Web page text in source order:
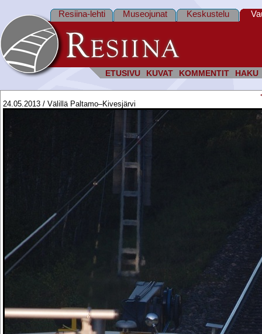
ETUSIVU KUVAT KOMMENTIT HAKU
Resiina-lehti Museojunat Keskustelu
24.05.2013 / Välillä Paltamo–Kivesjärvi